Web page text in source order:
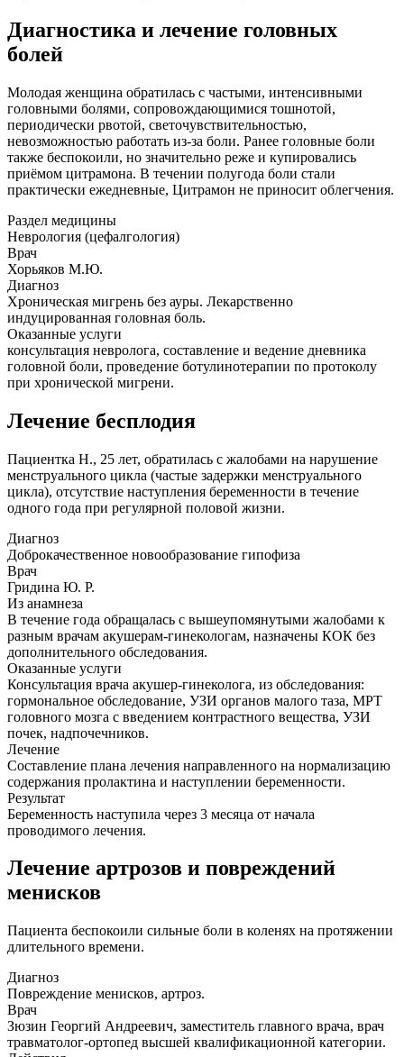
Диагностика и лечение головных
болей
Молодая женщина обратилась с частыми, интенсивными
головными болями, сопровождающимися тошнотой,
периодически рвотой, светочувствительностью,
невозможностью работать из-за боли. Ранее головные боли
также беспокоили, но значительно реже и купировались
приёмом цитрамона. В течении полугода боли стали
практически ежедневные, Цитрамон не приносит облегчения.
Раздел медицины
Неврология (цефалгология)
Врач
Хорьяков М.Ю.
Диагноз
Хроническая мигрень без ауры. Лекарственно
индуцированная головная боль.
Оказанные услуги
консультация невролога, составление и ведение дневника
головной боли, проведение ботулинотерапии по протоколу
при хронической мигрени.
Лечение бесплодия
Пациентка Н., 25 лет, обратилась с жалобами на нарушение
менструального цикла (частые задержки менструального
цикла), отсутствие наступления беременности в течение
одного года при регулярной половой жизни.
Диагноз
Доброкачественное новообразование гипофиза
Врач
Гридина Ю. Р.
Из анамнеза
В течение года обращалась с вышеупомянутыми жалобами к
разным врачам акушерам-гинекологам, назначены КОК без
дополнительного обследования.
Оказанные услуги
Консультация врача акушер-гинеколога, из обследования:
гормональное обследование, УЗИ органов малого таза, МРТ
головного мозга с введением контрастного вещества, УЗИ
почек, надпочечников.
Лечение
Составление плана лечения направленного на нормализацию
содержания пролактина и наступлении беременности.
Результат
Беременность наступила через 3 месяца от начала
проводимого лечения.
Лечение артрозов и повреждений
менисков
Пациента беспокоили сильные боли в коленях на протяжении
длительного времени.
Диагноз
Повреждение менисков, артроз.
Врач
Зюзин Георгий Андреевич, заместитель главного врача, врач
травматолог-ортопед высшей квалификационной категории.